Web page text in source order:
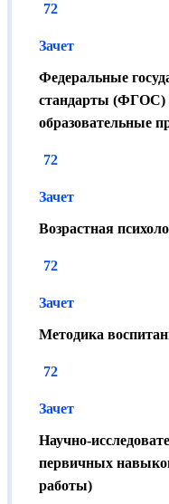
72
Зачет
Федеральные
стандарты (ФГОС)
образовательные
72
Зачет
Возрастная
72
Зачет
Методика
72
Зачет
Научно-
первичных
работы)